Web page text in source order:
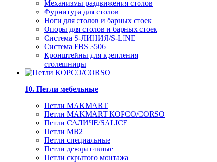
Механизмы раздвижения столов
Фурнитура для столов
Ноги для столов и барных стоек
Опоры для столов и барных стоек
Система S-ЛИНИЯ/S-LINE
Система FBS 3506
Кронштейны для крепления
столешницы
10. Петли мебельные
Петли MAKMART
Петли MAKMART КОРСО/CORSO
Петли САЛИЧЕ/SALICE
Петли MB2
Петли специальные
Петли декоративные
Петли скрытого монтажа